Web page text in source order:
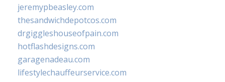
jeremypbeasley.com
thesandwichdepotcos.com
drgiggleshouseofpain.com
hotflashdesigns.com
garagenadeau.com
lifestylechauffeurservice.com